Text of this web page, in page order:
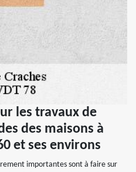
les travaux de
des maisons à
et ses environs
importantes sont à faire sur